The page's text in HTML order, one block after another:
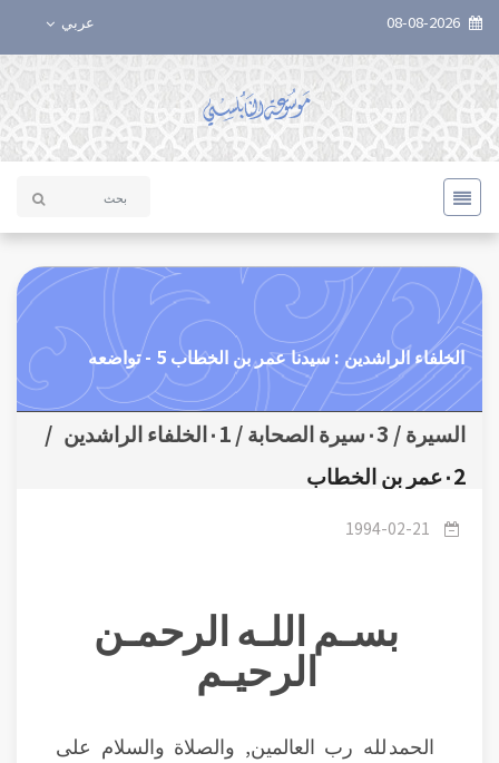
عربي
الخلفاء الراشدين : سيدنا عمر بن الخطاب 5 - تواضعه
السيرة / ٠3سيرة الصحابة / ٠1الخلفاء الراشدين
/
٠2عمر بن الخطاب
1994-02-21
بسـم اللـه الرحمـن
الرحيـم
الحمد لله رب العالمين, والصلاة والسلام على